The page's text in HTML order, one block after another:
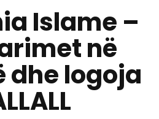
Islame –
në
dhe logoja